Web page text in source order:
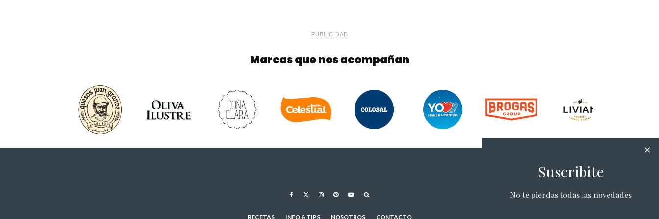
PUBLICIDAD
Marcas que nos acompañan
RECETAS INFO & TIPS NOSOTROS CONTACTO
Suscribite
No te pierdas todas las novedades